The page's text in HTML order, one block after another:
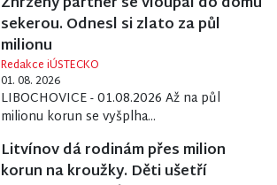
sekerou. Odnesl si zlato za půl
milionu
Redakce iÚSTECKO
01. 08. 2026
LIBOCHOVICE - 01.08.2026 Až na půl
milionu korun se vyšplha...
Litvínov dá rodinám přes milion
korun na kroužky. Děti ušetří